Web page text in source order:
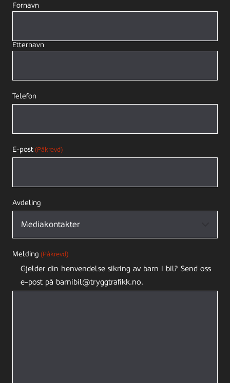
Fornavn
Etternavn
Telefon
E-post (Påkrevd)
Avdeling
Melding (Påkrevd)
Gjelder din henvendelse sikring av barn i bil? Send oss
e-post på barnibil@tryggtrafikk.no.